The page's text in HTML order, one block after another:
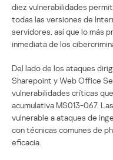
diez vulnerabilidades
todas las versiones de
servidores, así que lo más
inmediata de los
Del lado de los ataques
Sharepoint y Web Office
vulnerabilidades críticas
acumulativa MS013-067.
vulnerable a ataques de
con técnicas comunes de
eficacia.